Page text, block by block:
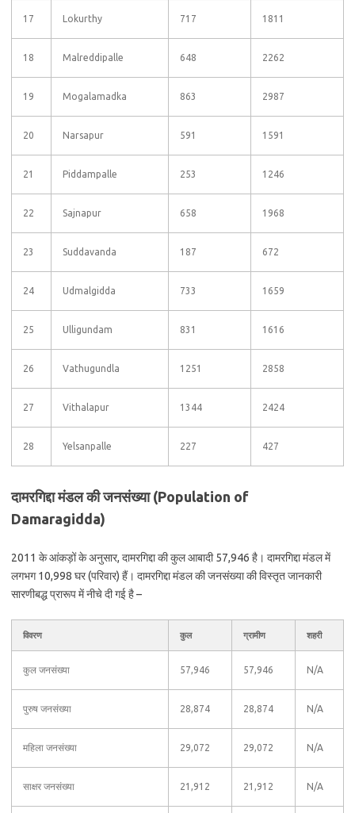
17 Lokurthy 717 1811
18 Malreddipalle 648 2262
19 Mogalamadka 863 2987
20 Narsapur 591 1591
21 Piddampalle 253 1246
22 Sajnapur 658 1968
23 Suddavanda 187 672
24 Udmalgidda 733 1659
25 Ulligundam 831 1616
26 Vathugundla 1251 2858
27 Vithalapur 1344 2424
28 Yelsanpalle 227 427
दामरगिद्दा मंडल की जनसंख्या (Population of
Damaragidda)
2011 के आंकड़ों के अनुसार, दामरगिद्दा की कुल आबादी 57,946 है। दामरगिद्दा मंडल में
लगभग 10,998 घर (परिवार) हैं। दामरगिद्दा मंडल की जनसंख्या की विस्तृत जानकारी
सारणीबद्ध प्रारूप में नीचे दी गई है –
विवरण कुल ग्रामीण शहरी
कुल जनसंख्या 57,946 57,946 N/A
पुरुष जनसंख्या 28,874 28,874 N/A
महिला जनसंख्या 29,072 29,072 N/A
साक्षर जनसंख्या 21,912 21,912 N/A